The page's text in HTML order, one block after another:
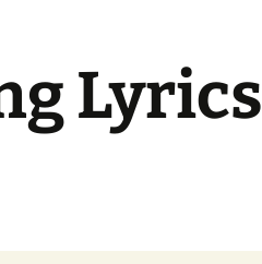
Lyrics